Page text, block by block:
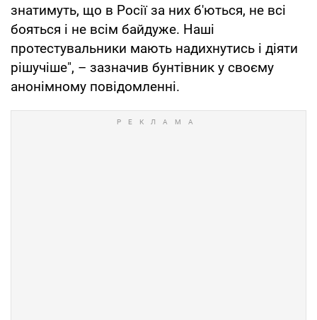
знатимуть, що в Росії за них б'ються, не всі
бояться і не всім байдуже. Наші
протестувальники мають надихнутись і діяти
рішучіше", – зазначив бунтівник у своєму
анонімному повідомленні.